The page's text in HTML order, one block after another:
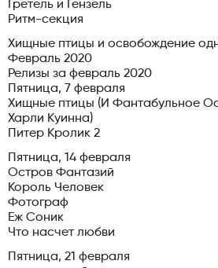
Гретель и Гензель
Ритм-секция
Хищные птицы и освобождение
Февраль 2020
Релизы за февраль 2020
Пятница, 7 февраля
Хищные птицы (И Фантабульное
Харли Куинна)
Питер Кролик 2
Пятница, 14 февраля
Остров Фантазий
Король Человек
Фотограф
Еж Соник
Что насчет любви
Пятница, 21 февраля